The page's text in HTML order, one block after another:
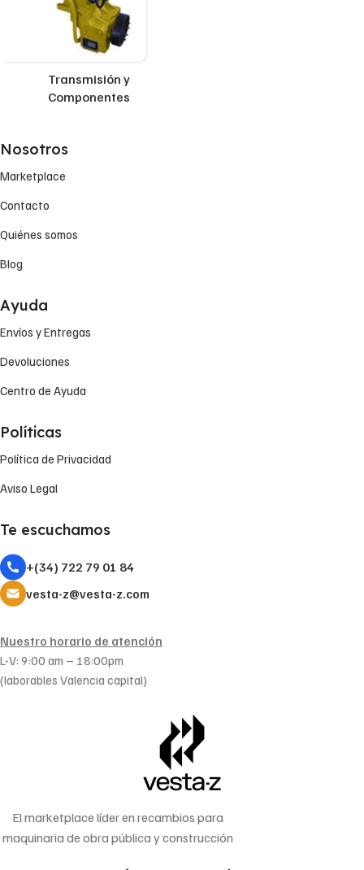
Transmisión y
Componentes
Nosotros
Marketplace
Contacto
Quiénes somos
Blog
Ayuda
Envíos y Entregas
Devoluciones
Centro de Ayuda
Políticas
Política de Privacidad
Aviso Legal
Te escuchamos
+(34) 722 79 01 84
vesta-z@vesta-z.com
Nuestro horario de atención
L-V: 9:00 am – 18:00pm
(laborables Valencia capital)
El marketplace líder en recambios para
maquinaria de obra pública y construcción